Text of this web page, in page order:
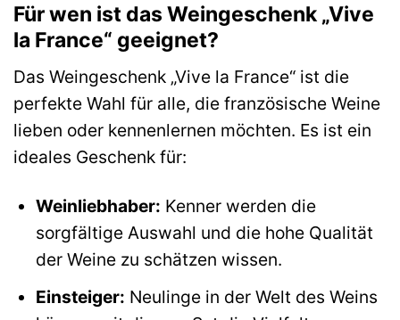
Für wen ist das Weingeschenk „Vive
la France“ geeignet?
Das Weingeschenk „Vive la France“ ist die
perfekte Wahl für alle, die französische Weine
lieben oder kennenlernen möchten. Es ist ein
ideales Geschenk für:
Weinliebhaber: Kenner werden die
sorgfältige Auswahl und die hohe Qualität
der Weine zu schätzen wissen.
Einsteiger: Neulinge in der Welt des Weins